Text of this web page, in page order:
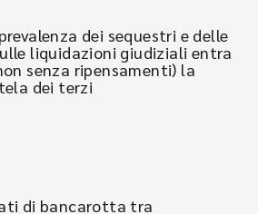
dei sequestri e delle
liquidazioni giudiziali entra
senza ripensamenti) la
dei terzi
di bancarotta tra